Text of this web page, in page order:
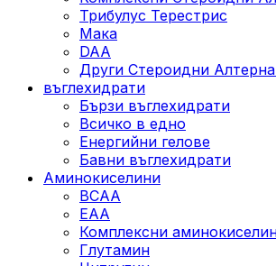
Трибулус Терестрис
Maка
DAA
Други Стероидни
въглехидрати
Бързи въглехидрати
Всичко в едно
Енергийни гелове
Бавни въглехидрати
Аминокиселини
BCAA
EAA
Комплексни
Глутамин